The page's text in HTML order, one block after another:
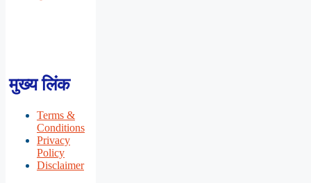
मुख्य लिंक
Terms &
Conditions
Privacy
Policy
Disclaimer